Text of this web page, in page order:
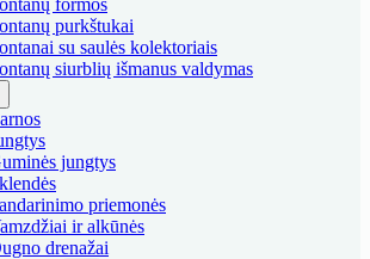
formos
purkštukai
su saulės kolektoriais
siurblių išmanus valdymas
jungtys
priemonės
ir alkūnės
drenažai